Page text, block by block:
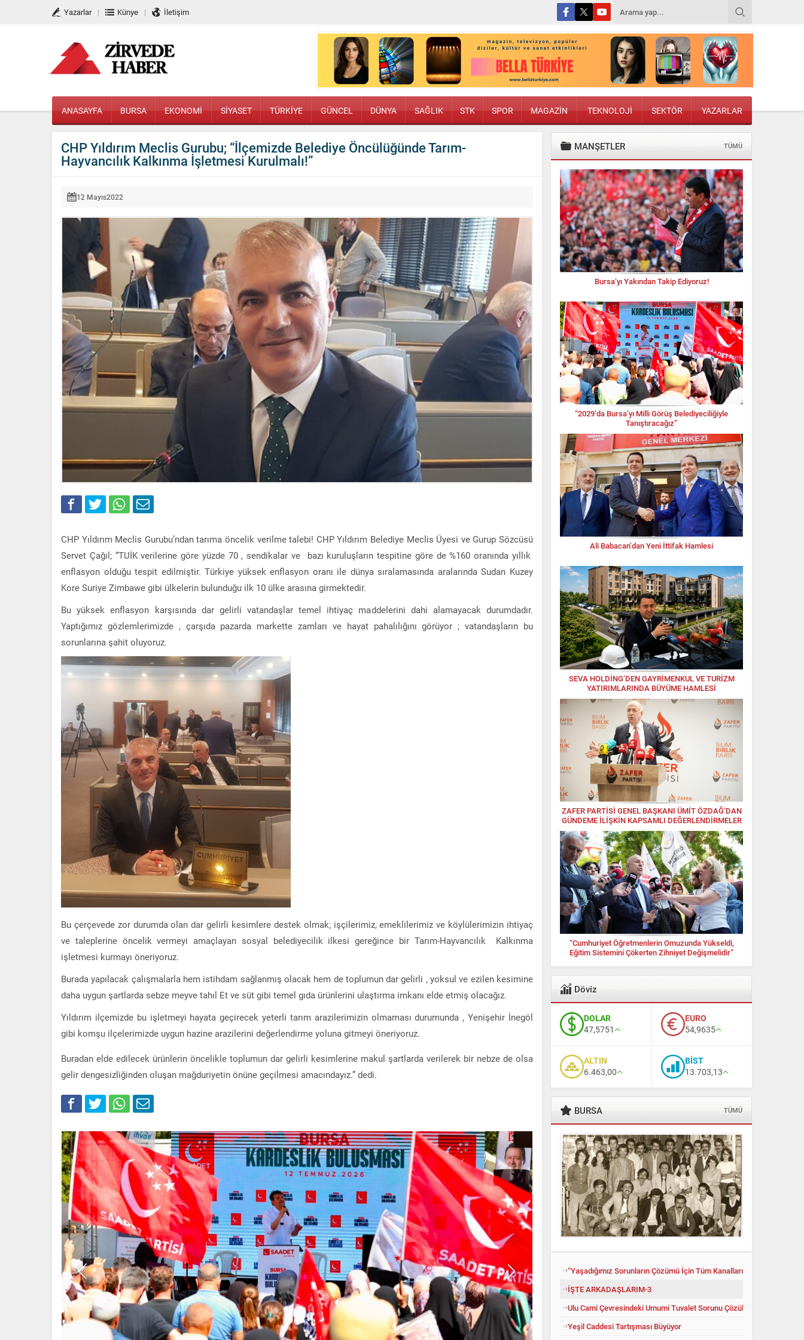
Yazarlar Künye İletişim
ANASAYFA BURSA EKONOMİ SİYASET TÜRKİYE GÜNCEL DÜNYA SAĞLIK STK SPOR MAGAZİN TEKNOLOJİ SEKTÖR YAZARLAR
CHP Yıldırım Meclis Gurubu; “İlçemizde Belediye Öncülüğünde Tarım-
Hayvancılık Kalkınma İşletmesi Kurulmalı!”
12 Mayıs2022
CHP Yıldırım Meclis Gurubu’ndan tarıma öncelik verilme talebi! CHP Yıldırım Belediye Meclis Üyesi ve Gurup Sözcüsü
Servet Çağıl; “TUİK verilerine göre yüzde 70 , sendikalar ve bazı kuruluşların tespitine göre de %160 oranında yıllık
enflasyon olduğu tespit edilmiştir. Türkiye yüksek enflasyon oranı ile dünya sıralamasında aralarında Sudan Kuzey
Kore Suriye Zimbawe gibi ülkelerin bulunduğu ilk 10 ülke arasına girmektedir.
Bu yüksek enflasyon karşısında dar gelirli vatandaşlar temel ihtiyaç maddelerini dahi alamayacak durumdadır.
Yaptığımız gözlemlerimizde , çarşıda pazarda markette zamları ve hayat pahalılığını görüyor ; vatandaşların bu
sorunlarına şahit oluyoruz.
Bu çerçevede zor durumda olan dar gelirli kesimlere destek olmak; işçilerimiz, emeklilerimiz ve köylülerimizin ihtiyaç
ve taleplerine öncelik vermeyi amaçlayan sosyal belediyecilik ilkesi gereğince bir Tarım-Hayvancılık Kalkınma
işletmesi kurmayı öneriyoruz.
Burada yapılacak çalışmalarla hem istihdam sağlanmış olacak hem de toplumun dar gelirli , yoksul ve ezilen kesimine
daha uygun şartlarda sebze meyve tahıl Et ve süt gibi temel gıda ürünlerini ulaştırma imkanı elde etmiş olacağız.
Yıldırım ilçemizde bu işletmeyi hayata geçirecek yeterli tarım arazilerimizin olmaması durumunda , Yenişehir İnegöl
gibi komşu ilçelerimizde uygun hazine arazilerini değerlendirme yoluna gitmeyi öneriyoruz.
Buradan elde edilecek ürünlerin öncelikle toplumun dar gelirli kesimlerine makul şartlarda verilerek bir nebze de olsa
gelir dengesizliğinden oluşan mağduriyetin önüne geçilmesi amacındayız.” dedi.
MANŞETLER TÜMÜ
Bursa’yı Yakından Takip Ediyoruz!
“2029’da Bursa’yı Milli Görüş Belediyeciliğiyle
Tanıştıracağız”
Ali Babacan’dan Yeni İttifak Hamlesi
SEVA HOLDİNG’DEN GAYRİMENKUL VE TURİZM
YATIRIMLARINDA BÜYÜME HAMLESİ
ZAFER PARTİSİ GENEL BAŞKANI ÜMİT ÖZDAĞ’DAN
GÜNDEME İLİŞKİN KAPSAMLI DEĞERLENDİRMELER
“Cumhuriyet Öğretmenlerin Omuzunda Yükseldi,
Eğitim Sistemini Çökerten Zihniyet Değişmelidir”
Döviz
DOLAR
47,5751
EURO
54,9635
ALTIN
6.463,00
BİST
13.703,13
BURSA TÜMÜ
“Yaşadığımız Sorunların Çözümü İçin Tüm Kanalları Denedik”
İŞTE ARKADAŞLARIM-3
Ulu Cami Çevresindeki Umumi Tuvalet Sorunu Çözüldü
Yeşil Caddesi Tartışması Büyüyor